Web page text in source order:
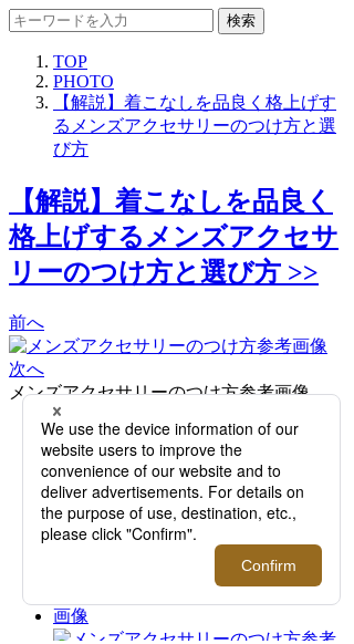
検索
TOP
PHOTO
【解説】着こなしを品良く格上げす
るメンズアクセサリーのつけ方と選
び方
【解説】着こなしを品良く
格上げするメンズアクセサ
リーのつけ方と選び方 >>
前へ
次へ
メンズアクセサリーのつけ方参考画像